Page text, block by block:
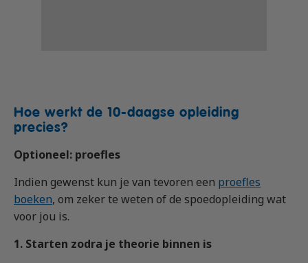
Hoe werkt de 10-daagse opleiding
precies?
Optioneel: proefles
Indien gewenst kun je van tevoren een proefles
boeken, om zeker te weten of de spoedopleiding wat
voor jou is.
1. Starten zodra je theorie binnen is